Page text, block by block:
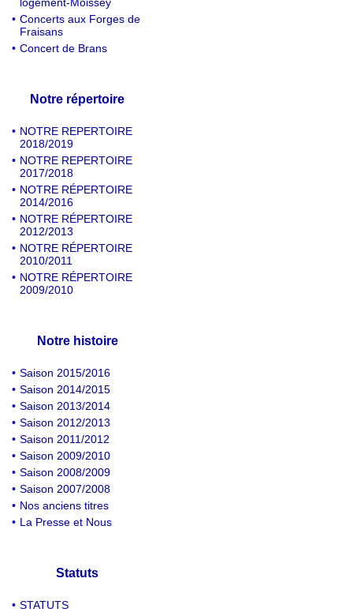
• Concerts aux Forges de
Fraisans
• Concert de Brans
Notre répertoire
• NOTRE REPERTOIRE
2018/2019
• NOTRE REPERTOIRE
2017/2018
• NOTRE RÉPERTOIRE
2014/2016
• NOTRE RÉPERTOIRE
2012/2013
• NOTRE RÉPERTOIRE
2010/2011
• NOTRE RÉPERTOIRE
2009/2010
Notre histoire
• Saison 2015/2016
• Saison 2014/2015
• Saison 2013/2014
• Saison 2012/2013
• Saison 2011/2012
• Saison 2009/2010
• Saison 2008/2009
• Saison 2007/2008
• Nos anciens titres
• La Presse et Nous
Statuts
• STATUTS